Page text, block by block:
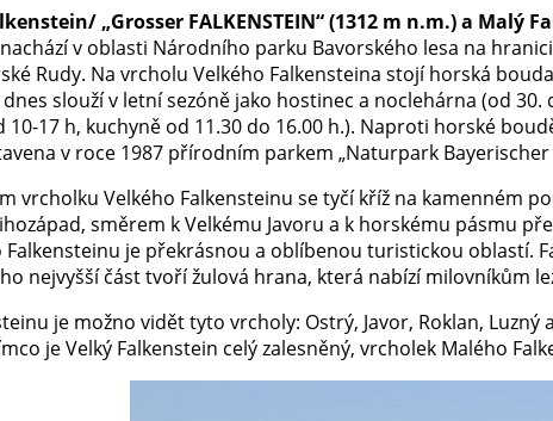
„Grosser FALKENSTEIN“ (1312 m n.m.) a Malý
v oblasti Národního parku Bavorského lesa na
Rudy. Na vrcholu Velkého Falkensteina stojí horská
slouží v letní sezóně jako hostinec a noclehárna (od
10-17 h, kuchyně od 11.30 do 16.00 h.). Naproti horské
v roce 1987 přírodním parkem „Naturpark Bayerischer
vrcholku Velkého Falkensteinu se tyčí kříž na kamenném
směrem k Velkému Javoru a k horskému pásmu
Falkensteinu je překrásnou a oblíbenou turistickou oblastí.
nejvyšší část tvoří žulová hrana, která nabízí milovníkům
je možno vidět tyto vrcholy: Ostrý, Javor, Roklan,
je Velký Falkenstein celý zalesněný, vrcholek Malého